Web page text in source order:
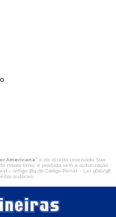
Americana" é de direito reservado. Sua
nossos links, é proibida sem a autorização
– artigo 184 do Código Penal – Lei 9610/98
autorais.